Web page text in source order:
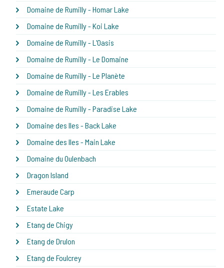
Domaine de Rumilly - Homar Lake
Domaine de Rumilly - Koi Lake
Domaine de Rumilly - L'Oasis
Domaine de Rumilly - Le Domaine
Domaine de Rumilly - Le Planète
Domaine de Rumilly - Les Erables
Domaine de Rumilly - Paradise Lake
Domaine des Iles - Back Lake
Domaine des Iles - Main Lake
Domaine du Oulenbach
Dragon Island
Emeraude Carp
Estate Lake
Etang de Chigy
Etang de Drulon
Etang de Foulcrey